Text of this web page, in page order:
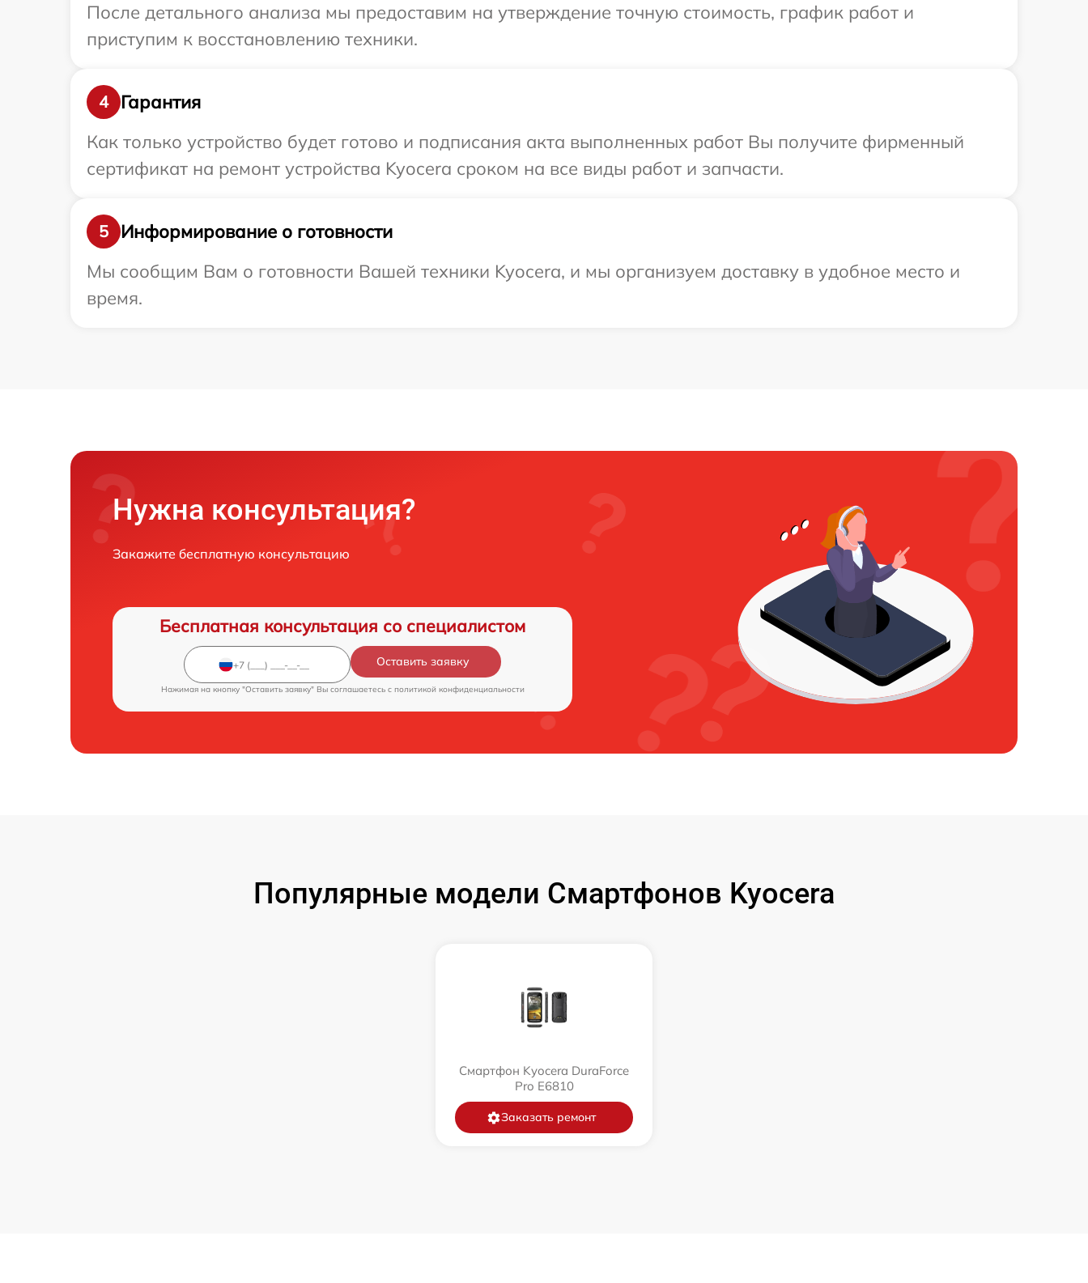
После детального анализа мы предоставим на утверждение точную стоимость, график работ и
приступим к восстановлению техники.
4
Гарантия
Как только устройство будет готово и подписания акта выполненных работ Вы получите фирменный
сертификат на ремонт устройства Kyocera сроком на все виды работ и запчасти.
5
Информирование о готовности
Мы сообщим Вам о готовности Вашей техники Kyocera, и мы организуем доставку в удобное место и
время.
Нужна консультация?
Закажите бесплатную консультацию
Бесплатная консультация со специалистом
Оставить заявку
Нажимая на кнопку "Оставить заявку" Вы соглашаетесь c политикой конфиденциальности
Популярные модели Смартфонов Kyocera
Смартфон Kyocera DuraForce
Pro E6810
Заказать ремонт